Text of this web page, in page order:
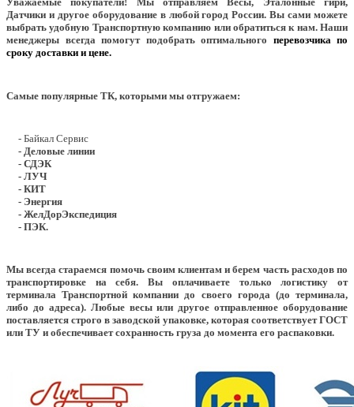
Датчики и другое оборудование в любой город России. Вы сами можете
выбрать удобную Транспортную компанию или обратиться к нам. Наши
менеджеры всегда помогут подобрать оптимального перевозчика по
сроку доставки и цене.
Самые популярные ТК, которыми мы отгружаем:
- Байкал Сервис
- Деловые линии
- СДЭК
- ЛУЧ
- КИТ
- Энергия
- ЖелДорЭкспедиция
- ПЭК.
Мы всегда стараемся помочь своим клиентам и берем часть расходов по
транспортировке на себя. Вы оплачиваете только логистику от
терминала Транспортной компании до своего города (до терминала,
либо до адреса). Любые весы или другое отправленное оборудование
поставляется строго в заводской упаковке, которая соответствует ГОСТ
или ТУ и обеспечивает сохранность груза до момента его распаковки.